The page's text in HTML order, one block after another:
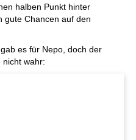
halben Punkt hinter
gute Chancen auf den
es für Nepo, doch der
nicht wahr: